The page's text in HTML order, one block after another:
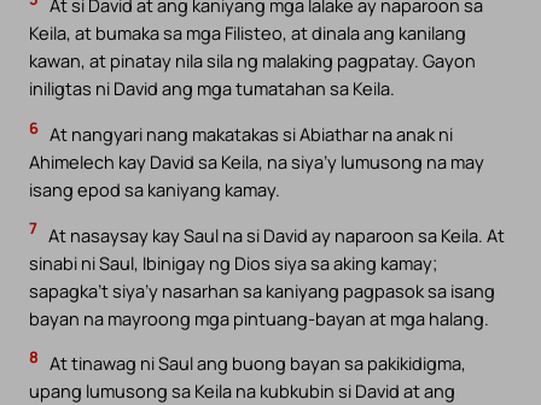
At si David at ang kaniyang mga lalake ay naparoon sa
Keila, at bumaka sa mga Filisteo, at dinala ang kanilang
kawan, at pinatay nila sila ng malaking pagpatay. Gayon
iniligtas ni David ang mga tumatahan sa Keila.
6 At nangyari nang makatakas si Abiathar na anak ni
Ahimelech kay David sa Keila, na siya’y lumusong na may
isang epod sa kaniyang kamay.
7 At nasaysay kay Saul na si David ay naparoon sa Keila. At
sinabi ni Saul, Ibinigay ng Dios siya sa aking kamay;
sapagka’t siya’y nasarhan sa kaniyang pagpasok sa isang
bayan na mayroong mga pintuang-bayan at mga halang.
8 At tinawag ni Saul ang buong bayan sa pakikidigma,
upang lumusong sa Keila na kubkubin si David at ang